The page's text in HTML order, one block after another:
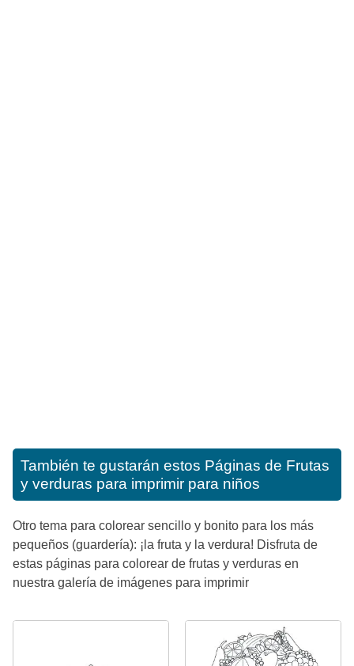
También te gustarán estos Páginas de Frutas
y verduras para imprimir para niños
Otro tema para colorear sencillo y bonito para los más
pequeños (guardería): ¡la fruta y la verdura! Disfruta de
estas páginas para colorear de frutas y verduras en
nuestra galería de imágenes para imprimir